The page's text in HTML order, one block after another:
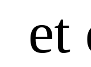
et